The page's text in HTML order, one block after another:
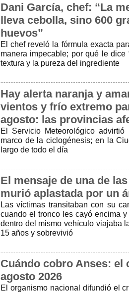
Dani García, chef: “La
lleva cebolla, sino 600
huevos”
El chef reveló la fórmula exacta
manera impecable; por qué le dice
textura y la pureza del ingrediente
Hay alerta naranja y
vientos y frío extremo
agosto: las provincias
El Servicio Meteorológico
marco de la ciclogénesis; en la
largo de todo el día
El mensaje de una de
murió aplastada por un
Las víctimas transitaban con su
cuando el tronco les cayó encima
dentro del mismo vehículo viajaba
15 años y sobrevivió
Cuándo cobro Anses: el
agosto 2026
El organismo nacional difundió el